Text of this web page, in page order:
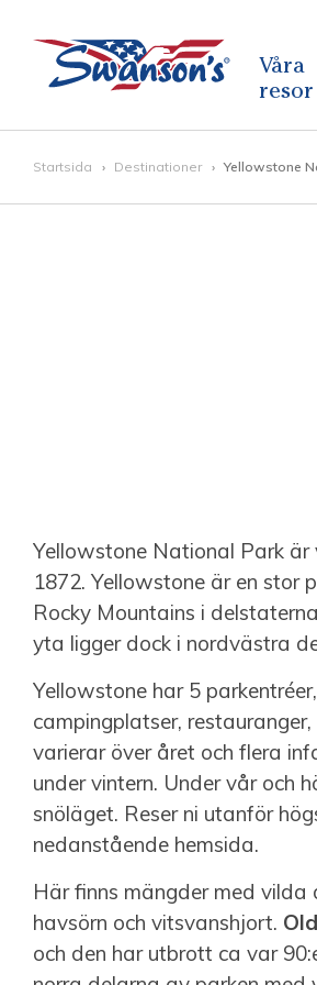
Våra
resor
Startsida Destinationer Yellowstone
Yellowstone National Park
1872. Yellowstone är en stor
Rocky Mountains i
yta ligger dock i nordvästra
Yellowstone har 5
campingplatser,
varierar över året och flera
under vintern. Under vår och
snöläget. Reser ni utanför
nedanstående hemsida.
Här finns mängder med
havsörn och vitsvanshjort.
och den har utbrott ca var